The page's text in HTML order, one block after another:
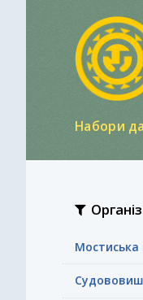
Набори
Мостиська